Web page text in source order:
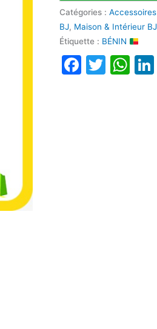
Catégories :
BJ, Maison & Intérieur BJ
Étiquette : BÉNIN